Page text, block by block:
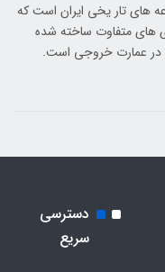
های تار یخی ایران است که
های متفاوت ساخته شده
در عمارت خروجی است.
دسترسی
سریع